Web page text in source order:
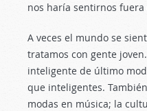
nos haría sentirnos fuera
A veces el mundo se
tratamos con gente
inteligente de último
que inteligentes.
modas en música; la